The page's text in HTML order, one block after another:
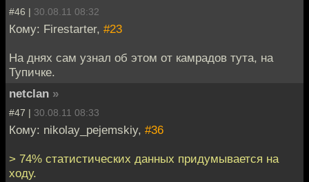
#46 | 30.08.11 08:32
Кому: Firestarter, #23
На днях сам узнал об этом от камрадов тута, на
Тупичке.
netclan »
#47 | 30.08.11 08:33
Кому: nikolay_pejemskiy, #36
> 74% статистических данных придумывается на
ходу.